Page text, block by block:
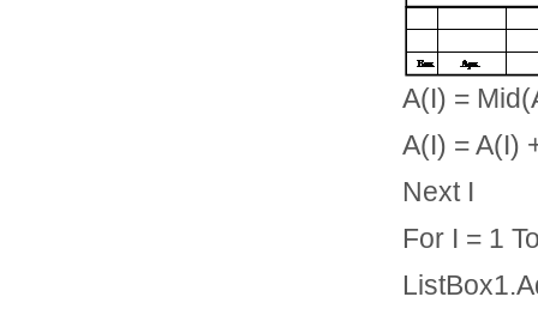
A(I) =
A(I) = A(I)
Next I
For I = 1